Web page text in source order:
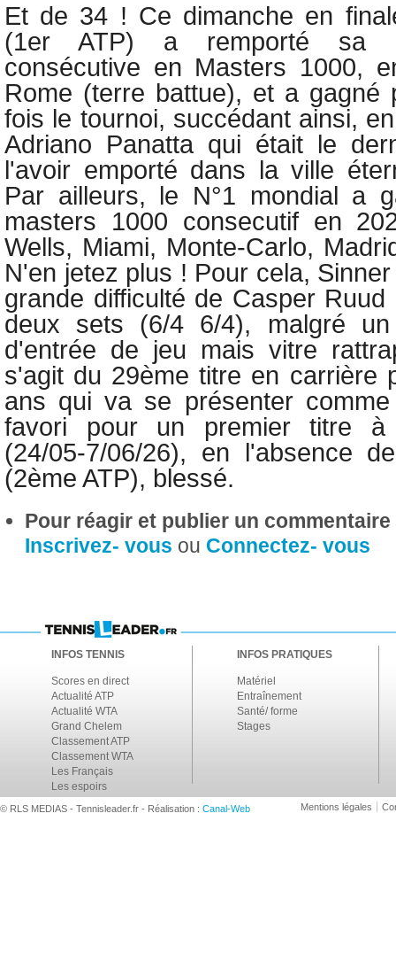
Et de 34 ! Ce dimanche en
(1er ATP) a remporté sa
consécutive en Masters 1000,
Rome (terre battue), et a gagné
fois le tournoi, succédant ainsi,
Adriano Panatta qui était le
l'avoir emporté dans la ville
Par ailleurs, le N°1 mondial a
masters 1000 consecutif en
Wells, Miami, Monte-Carlo,
N'en jetez plus ! Pour cela,
grande difficulté de Casper Ruud
deux sets (6/4 6/4), malgré
d'entrée de jeu mais vitre
s'agit du 29ème titre en carrière
ans qui va se présenter
favori pour un premier titre à
(24/05-7/06/26), en l'absence
(2ème ATP), blessé.
Pour réagir et publier un
Inscrivez- vous ou Connectez- vous
INFOS TENNIS
Scores en direct
Actualité ATP
Actualité WTA
Grand Chelem
Classement ATP
Classement WTA
Les Français
Les espoirs
INFOS PRATIQUES
Matériel
Entraînement
Santé/ forme
Stages
© RLS MEDIAS - Tennisleader.fr - Réalisation : Canal-Web Mentions légales